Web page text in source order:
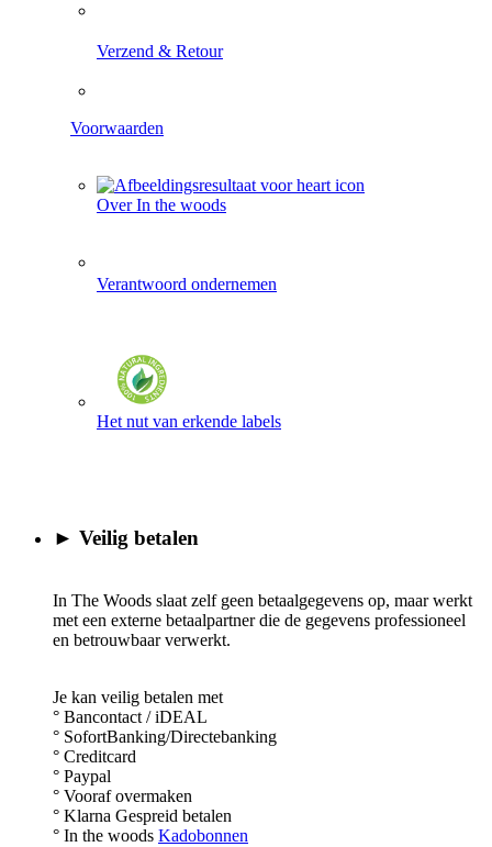
Verzend & Retour
Voorwaarden
Over In the woods
Verantwoord ondernemen
Het nut van erkende labels
► Veilig betalen
In The Woods slaat zelf geen betaalgegevens op, maar werkt
met een externe betaalpartner die de gegevens professioneel
en betrouwbaar verwerkt.
Je kan veilig betalen met
° Bancontact / iDEAL
° SofortBanking/Directebanking
° Creditcard
° Paypal
° Vooraf overmaken
° Klarna Gespreid betalen
° In the woods Kadobonnen